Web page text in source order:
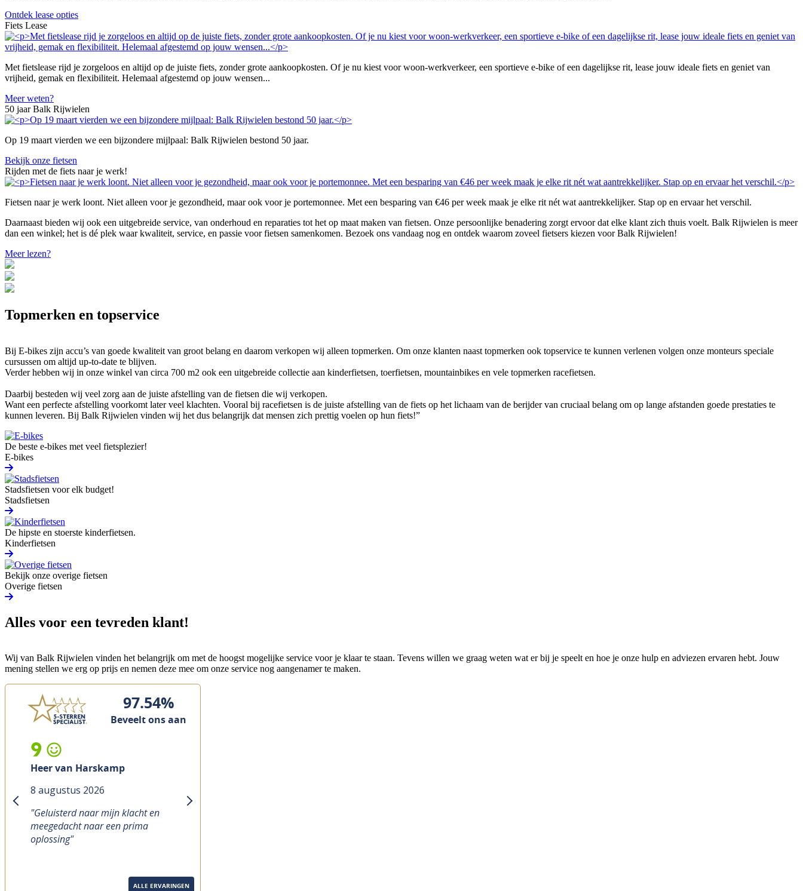
Ontdek lease opties
Fiets Lease
Met fietslease rijd je zorgeloos en altijd op de juiste fiets, zonder grote aankoopkosten. Of je nu kiest voor woon-werkverkeer, een sportieve e-bike of een dagelijkse rit, lease jouw ideale fiets en geniet van
vrijheid, gemak en flexibiliteit. Helemaal afgestemd op jouw wensen...
Meer weten?
50 jaar Balk Rijwielen
Op 19 maart vierden we een bijzondere mijlpaal: Balk Rijwielen bestond 50 jaar.
Bekijk onze fietsen
Rijden met de fiets naar je werk!
Fietsen naar je werk loont. Niet alleen voor je gezondheid, maar ook voor je portemonnee. Met een besparing van €46 per week maak je elke rit nét wat aantrekkelijker. Stap op en ervaar het verschil.
Daarnaast bieden wij ook een uitgebreide service, van onderhoud en reparaties tot het op maat maken van fietsen. Onze persoonlijke benadering zorgt ervoor dat elke klant zich thuis voelt. Balk Rijwielen is meer
dan een winkel; het is dé plek waar kwaliteit, service, en passie voor fietsen samenkomen. Bezoek ons vandaag nog en ontdek waarom zoveel fietsers kiezen voor Balk Rijwielen!
Meer lezen?
Topmerken en topservice
Bij E-bikes zijn accu’s van goede kwaliteit van groot belang en daarom verkopen wij alleen topmerken. Om onze klanten naast topmerken ook topservice te kunnen verlenen volgen onze monteurs speciale
cursussen om altijd up-to-date te blijven.
Verder hebben wij in onze winkel van circa 700 m2 ook een uitgebreide collectie aan kinderfietsen, toerfietsen, mountainbikes en vele topmerken racefietsen.
Daarbij besteden wij veel zorg aan de juiste afstelling van de fietsen die wij verkopen.
Want een perfecte afstelling voorkomt later veel klachten. Vooral bij racefietsen is de juiste afstelling van de fiets op het lichaam van de berijder van cruciaal belang om op lange afstanden goede prestaties te
kunnen leveren. Bij Balk Rijwielen vinden wij het dus belangrijk dat mensen zich prettig voelen op hun fiets!”
De beste e-bikes met veel fietsplezier!
E-bikes
Stadsfietsen voor elk budget!
Stadsfietsen
De hipste en stoerste kinderfietsen.
Kinderfietsen
Bekijk onze overige fietsen
Overige fietsen
Alles voor een tevreden klant!
Wij van Balk Rijwielen vinden het belangrijk om met de hoogst mogelijke service voor je klaar te staan. Tevens willen we graag weten wat er bij je speelt en hoe je onze hulp en adviezen ervaren hebt. Jouw
mening stellen we erg op prijs en nemen deze mee om onze service nog aangenamer te maken.
97.54%
Beveelt ons aan
Heer Van den Berg
7 augustus 2026
"Goed de tijd genomen voor advies
bij aanschaf nieuwe E bike.
Verschillende modellen kunnen
next
ALLE ERVARINGEN